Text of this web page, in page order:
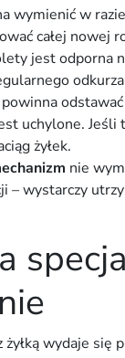
wymienić w
całej nowej
jest odporna
uchylone. Jeśli
żyłek.
nie
– wystarczy
żyłką wydaje się